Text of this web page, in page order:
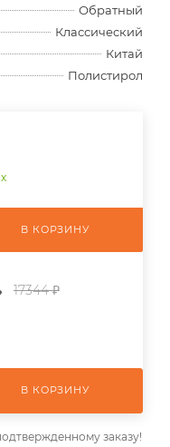
Обратный
Классический
Китай
Полистирол
В КОРЗИНУ
17344 ₽
В КОРЗИНУ
заказу!